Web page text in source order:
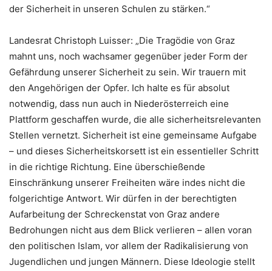
der Sicherheit in unseren Schulen zu stärken.“
Landesrat Christoph Luisser: „Die Tragödie von Graz
mahnt uns, noch wachsamer gegenüber jeder Form der
Gefährdung unserer Sicherheit zu sein. Wir trauern mit
den Angehörigen der Opfer. Ich halte es für absolut
notwendig, dass nun auch in Niederösterreich eine
Plattform geschaffen wurde, die alle sicherheitsrelevanten
Stellen vernetzt. Sicherheit ist eine gemeinsame Aufgabe
– und dieses Sicherheitskorsett ist ein essentieller Schritt
in die richtige Richtung. Eine überschießende
Einschränkung unserer Freiheiten wäre indes nicht die
folgerichtige Antwort. Wir dürfen in der berechtigten
Aufarbeitung der Schreckenstat von Graz andere
Bedrohungen nicht aus dem Blick verlieren – allen voran
den politischen Islam, vor allem der Radikalisierung von
Jugendlichen und jungen Männern. Diese Ideologie stellt